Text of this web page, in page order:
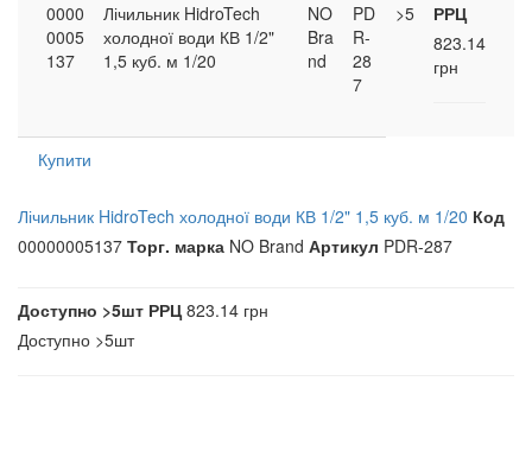
0000
0005
137
Лічильник HidroTech
холодної води КВ 1/2"
1,5 куб. м 1/20
NO
Bra
nd
PD
R-
28
7
>5
РРЦ
823.14
грн
Купити
Лічильник HidroTech холодної води КВ 1/2" 1,5 куб. м 1/20 Код
00000005137 Торг. марка NO Brand Артикул PDR-287
Доступно >5шт РРЦ823.14 грн
Доступно >5шт